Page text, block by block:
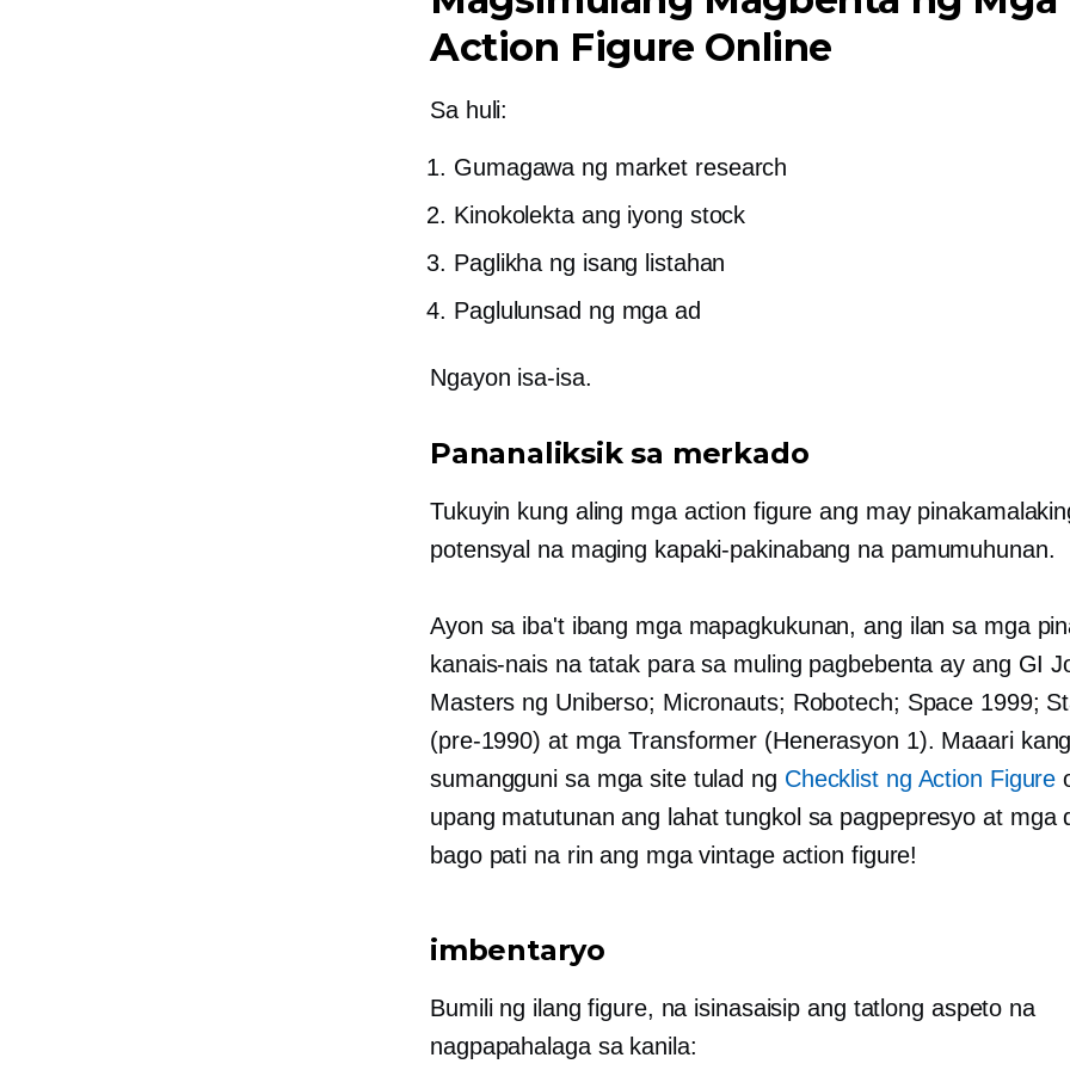
Action Figure Online
Sa huli:
Gumagawa ng market research
Kinokolekta ang iyong stock
Paglikha ng isang listahan
Paglulunsad ng mga ad
Ngayon isa-isa.
Pananaliksik sa merkado
Tukuyin kung aling mga action figure ang may
potensyal na maging kapaki-pakinabang na pamumuhunan.
Ayon sa iba't ibang mga mapagkukunan, ang ilan sa mga
kanais-nais na tatak para sa muling pagbebenta ay ang GI
Masters ng Uniberso; Micronauts; Robotech; Space 1999;
(pre-1990) at mga Transformer (Henerasyon 1). Maaari
sumangguni sa mga site tulad ng Checklist ng Action Figure
upang matutunan ang lahat tungkol sa pagpepresyo at mga
bago pati na rin ang mga vintage action figure!
imbentaryo
Bumili ng ilang figure, na isinasaisip ang tatlong aspeto na
nagpapahalaga sa kanila: